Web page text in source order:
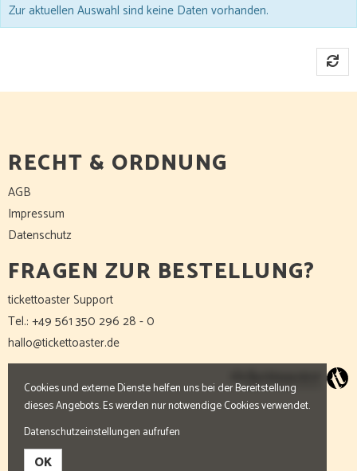
Zur aktuellen Auswahl sind keine Daten vorhanden.
RECHT & ORDNUNG
AGB
Impressum
Datenschutz
FRAGEN ZUR BESTELLUNG?
tickettoaster Support
Tel.: +49 561 350 296 28 - 0
hallo@tickettoaster.de
Cookies und externe Dienste helfen uns bei der Bereitstellung
dieses Angebots. Es werden nur notwendige Cookies verwendet.
Datenschutzeinstellungen aufrufen
OK